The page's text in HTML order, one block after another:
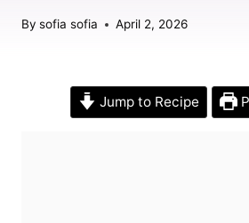
By sofia sofia April 2, 2026
Jump to Recipe